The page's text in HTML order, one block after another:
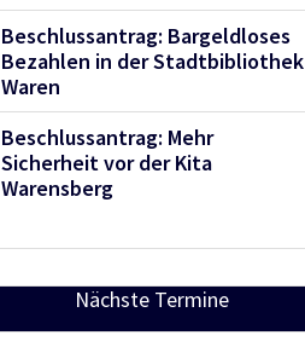
Beschlussantrag: Bargeldloses
Bezahlen in der Stadtbibliothek
Waren
Beschlussantrag: Mehr
Sicherheit vor der Kita
Warensberg
Nächste Termine